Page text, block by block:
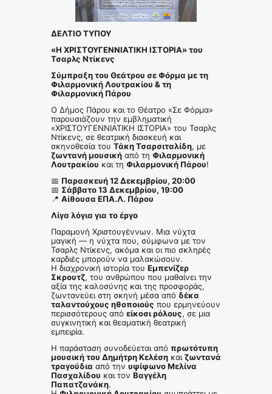
ΔΕΛΤΙΟ ΤΥΠΟΥ
«Η ΧΡΙΣΤΟΥΓΕΝΝΙΑΤΙΚΗ ΙΣΤΟΡΙΑ» του
Τσαρλς Ντίκενς
Σύμπραξη του Θεάτρου σε Φόρμα με τη
Φιλαρμονική Λουτρακίου & τη
Φιλαρμονική Πάρου
Ο Δήμος Πάρου και το Θέατρο «Σε Φόρμα»
παρουσιάζουν την εμβληματική
«ΧΡΙΣΤΟΥΓΕΝΝΙΑΤΙΚΗ ΙΣΤΟΡΙΑ» του Τσαρλς
Ντίκενς, σε θεατρική διασκευή και
σκηνοθεσία του Τάκη Τσαρσιταλίδη, με
ζωντανή μουσική από τη Φιλαρμονική
Λουτρακίου και τη Φιλαρμονική Πάρου!
📅 Παρασκευή 12 Δεκεμβρίου, 20:00
📅 Σάββατο 13 Δεκεμβρίου, 19:00
📍 Αίθουσα ΕΠΑ.Λ. Πάρου
Λίγα λόγια για το έργο
Παραμονή Χριστουγέννων. Μια νύχτα
μαγική — η νύχτα που, σύμφωνα με τον
Τσαρλς Ντίκενς, ακόμα και οι πιο σκληρές
καρδιές μπορούν να μαλακώσουν.
Η διαχρονική ιστορία του Εμπενίζερ
Σκρουτζ, του ανθρώπου που μαθαίνει την
αξία της καλοσύνης και της προσφοράς,
ζωντανεύει στη σκηνή μέσα από δέκα
ταλαντούχους ηθοποιούς που ερμηνεύουν
περισσότερους από είκοσι ρόλους, σε μια
συγκινητική και θεαματική θεατρική
εμπειρία.
Η παράσταση συνοδεύεται από πρωτότυπη
μουσική του Δημήτρη Κελέση και ζωντανά
τραγούδια από την υψίφωνο Μελίνα
Πασχαλίδου και τον Βαγγέλη
Παπατζανάκη.